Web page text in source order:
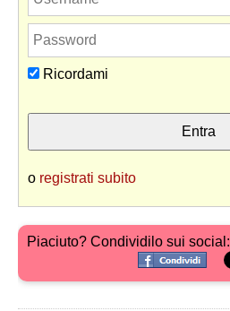
Ricordami
o registrati subito
Piaciuto? Condividilo sui social: